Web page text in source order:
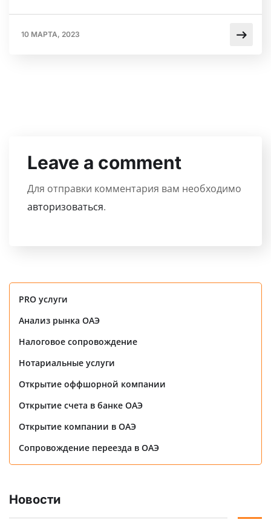
10 МАРТА, 2023
Leave a comment
Для отправки комментария вам необходимо
авторизоваться.
PRO услуги
Анализ рынка ОАЭ
Налоговое сопровождение
Нотариальные услуги
Открытие оффшорной компании
Открытие счета в банке ОАЭ
Открытие компании в ОАЭ
Сопровождение переезда в ОАЭ
Новости